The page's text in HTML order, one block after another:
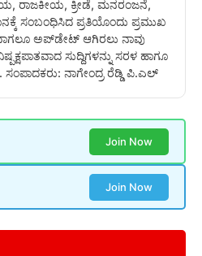
ರಾಜಕೀಯ, ಕ್ರೀಡೆ, ಮನರಂಜನೆ,
ಸಂಬಂಧಿಸಿದ ಪ್ರತಿಯೊಂದು ಪ್ರಮುಖ
ಅಪ್‌ಡೇಟ್ ಆಗಿರಲು ನಾವು
ಸುದ್ದಿಗಳನ್ನು ಸರಳ ಹಾಗೂ
ಸಂಪಾದಕರು: ನಾಗೇಂದ್ರ ರೆಡ್ಡಿ ಪಿ.ಎಲ್
Join Now
Join Now